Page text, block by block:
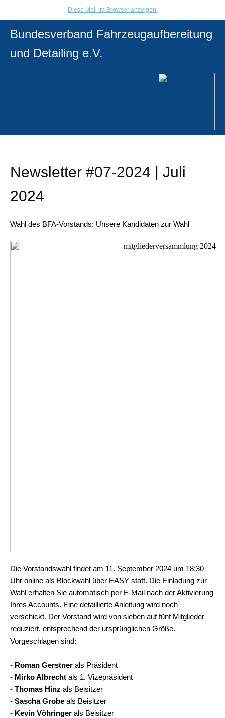
Diese Mail im Browser anzeigen.
Bundesverband Fahrzeugaufbereitung
und Detailing e.V.
Newsletter #07-2024 | Juli
2024
Wahl des BFA-Vorstands: Unsere Kandidaten zur Wahl
Die Vorstandswahl findet am 11. September 2024 um 18:30
Uhr online als Blockwahl über EASY statt. Die Einladung zur
Wahl erhalten Sie automatisch per E-Mail nach der Aktivierung
Ihres Accounts. Eine detaillierte Anleitung wird noch
verschickt. Der Vorstand wird von sieben auf fünf Mitglieder
reduziert, entsprechend der ursprünglichen Größe.
Vorgeschlagen sind:
- Roman Gerstner als Präsident
- Mirko Albrecht als 1. Vizepräsident
- Thomas Hinz als Beisitzer
- Sascha Grobe als Beisitzer
- Kevin Vöhringer als Beisitzer